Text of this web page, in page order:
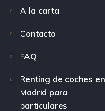
A la carta
Contacto
FAQ
Renting de coches en
Madrid para
particulares